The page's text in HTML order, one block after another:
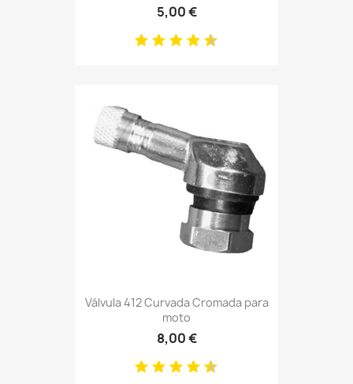
5,00 €
Válvula 412 Curvada Cromada para
moto
8,00 €